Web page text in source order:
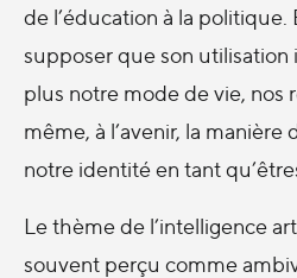
de l’éducation à la politique.
supposer que son utilisation
plus notre mode de vie, nos
même, à l’avenir, la
notre identité en tant
Le thème de l’intelligence
souvent perçu comme